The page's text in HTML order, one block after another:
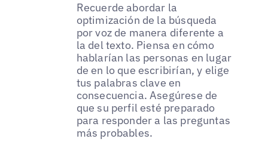
Recuerde abordar la
optimización de la búsqueda
por voz de manera diferente a
la del texto. Piensa en cómo
hablarían las personas en lugar
de en lo que escribirían, y elige
tus palabras clave en
consecuencia. Asegúrese de
que su perfil esté preparado
para responder a las preguntas
más probables.